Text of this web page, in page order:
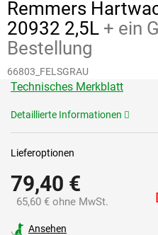
Remmers
20932 2,5L + ein
Bestellung
66803_FELSGRAU
79,40 €
65,60 € ohne MwSt.
Lieferoptionen
Technisches Merkblatt
Detaillierte Informationen
Ansehen